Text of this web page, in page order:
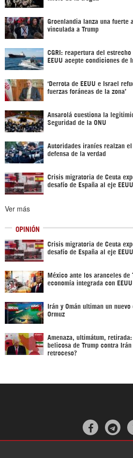
Groenlandia lanza una fuerte
vinculada a Trump
CGRI: reapertura del estrecho
EEUU acepte condiciones de
‘Derrota de EEUU e Israel
fuerzas foráneas de la zona’
Ansarolá cuestiona la
Seguridad de la ONU
Autoridades iraníes realzan
defensa de la verdad
Crisis migratoria de Ceuta
desafío de España al eje
Ver más
OPINIÓN
Crisis migratoria de Ceuta
desafío de España al eje
México ante los aranceles de
economía integrada con EEUU
Irán y Omán ultiman un
Ormuz
Amenaza, ultimátum,
belicosa de Trump contra
retroceso?